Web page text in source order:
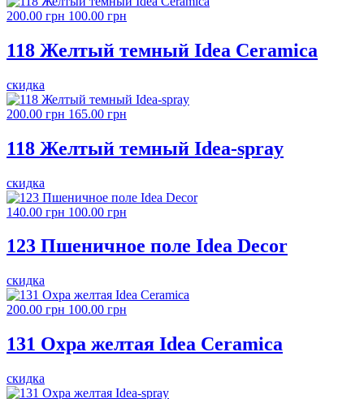
200.00 грн 100.00 грн
118 Желтый темный Idea Ceramica
скидка
200.00 грн 165.00 грн
118 Желтый темный Idea-spray
скидка
140.00 грн 100.00 грн
123 Пшеничное поле Idea Decor
скидка
200.00 грн 100.00 грн
131 Охра желтая Idea Ceramica
скидка